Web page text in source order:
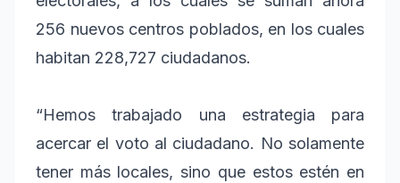
256 nuevos centros poblados, en los cuales
habitan 228,727 ciudadanos.
“Hemos trabajado una estrategia para
acercar el voto al ciudadano. No solamente
tener más locales, sino que estos estén en